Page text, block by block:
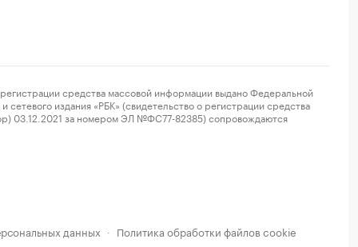
средства массовой информации выдано Федеральной
издания «РБК» (свидетельство о регистрации средства
03.12.2021 за номером ЭЛ №ФС77-82385) сопровождаются
данных · Политика обработки файлов cookie